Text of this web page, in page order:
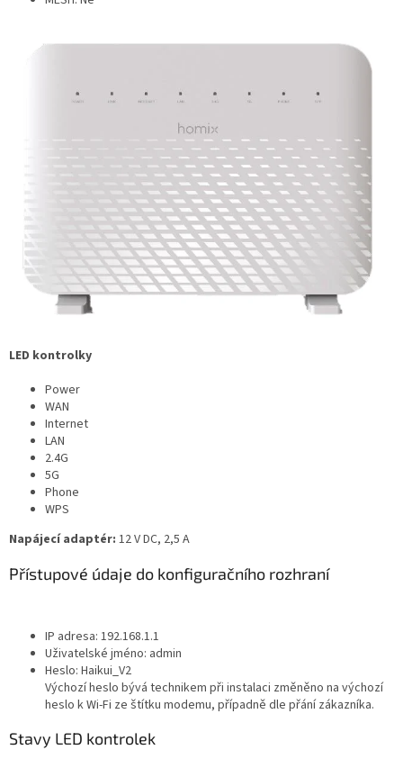
LED kontrolky
Power
WAN
Internet
LAN
2.4G
5G
Phone
WPS
Napájecí adaptér: 12 V DC, 2,5 A
Přístupové údaje do konfiguračního rozhraní
IP adresa: 192.168.1.1
Uživatelské jméno: admin
Heslo: Haikui_V2
Výchozí heslo bývá technikem při instalaci změněno na výchozí
heslo k Wi-Fi ze štítku modemu, případně dle přání zákazníka.
Stavy LED kontrolek